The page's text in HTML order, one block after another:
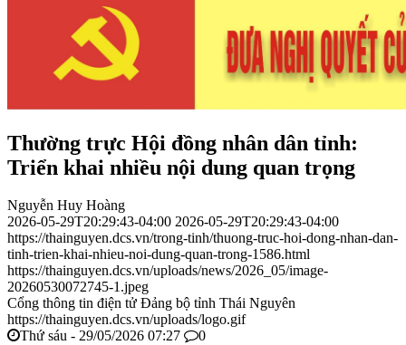
Thường trực Hội đồng nhân dân tỉnh:
Triển khai nhiều nội dung quan trọng
Nguyễn Huy Hoàng
2026-05-29T20:29:43-04:00 2026-05-29T20:29:43-04:00
https://thainguyen.dcs.vn/trong-tinh/thuong-truc-hoi-dong-nhan-dan-
tinh-trien-khai-nhieu-noi-dung-quan-trong-1586.html
https://thainguyen.dcs.vn/uploads/news/2026_05/image-
20260530072745-1.jpeg
Cổng thông tin điện tử Đảng bộ tỉnh Thái Nguyên
https://thainguyen.dcs.vn/uploads/logo.gif
Thứ sáu - 29/05/2026 07:27
0